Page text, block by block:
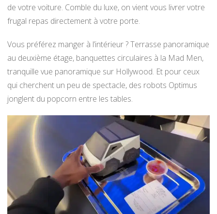
de votre voiture. Comble du luxe, on vient vous livrer votre
frugal repas directement à votre porte.
Vous préférez manger à l’intérieur ? Terrasse panoramique
au deuxième étage, banquettes circulaires à la Mad Men,
tranquille vue panoramique sur Hollywood. Et pour ceux
qui cherchent un peu de spectacle, des robots Optimus
jonglent du popcorn entre les tables.